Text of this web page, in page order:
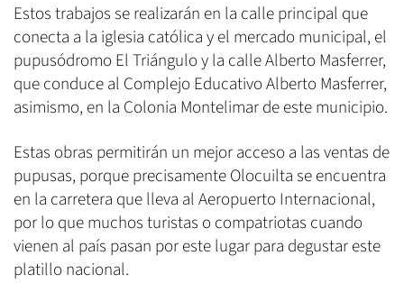
Estos trabajos se realizarán en la calle principal que
conecta a la iglesia católica y el mercado municipal, el
pupusódromo El Triángulo y la calle Alberto Masferrer,
que conduce al Complejo Educativo Alberto Masferrer,
asimismo, en la Colonia Montelimar de este municipio.
Estas obras permitirán un mejor acceso a las ventas de
pupusas, porque precisamente Olocuilta se encuentra
en la carretera que lleva al Aeropuerto Internacional,
por lo que muchos turistas o compatriotas cuando
vienen al país pasan por este lugar para degustar este
platillo nacional.